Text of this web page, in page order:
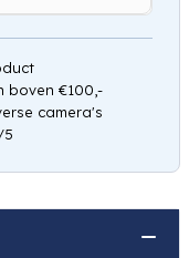
boven €100,-
camera's
5